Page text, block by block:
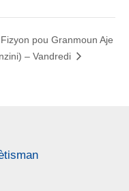
pou Granmoun Aje
– Vandredi